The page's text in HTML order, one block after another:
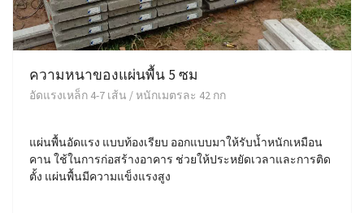
ความหนาของแผ่นพื้น 5 ซม
อัดแรงเหล็ก 4-7 เส้น / หนักเมตรละ 42 กก
แผ่นพื้นอัดแรง แบบท้องเรียบ ออกแบบมาให้รับน้ำหนักเหมือน
คาน ใช้ในการก่อสร้างอาคาร ช่วยให้ประหยัดเวลาและการติด
ตั้ง แผ่นพื้นมีความแข็งแรงสูง